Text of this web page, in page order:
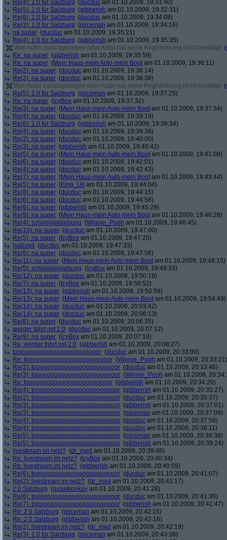
Re(4): 1:0 für Salzburg (ducduc am 01.10.2009, 19:31:40)
Re(5): 1:0 für Salzburg (gibberish am 01.10.2009, 19:32:31)
Re(6): 1:0 für Salzburg (ducduc am 01.10.2009, 19:34:08)
Re(3): 1:0 für Salzburg (piiceman am 01.10.2009, 19:34:16)
na super (ducduc am 01.10.2009, 19:35:21)
Re(4): 1:0 für Salzburg (gibberish am 01.10.2009, 19:35:35)
Vom Autor zurückgezogen oder Autor hat seine Registrierung nicht bestätigt (
Re: na super (gibberish am 01.10.2009, 19:35:59)
Re: na super (Mein Haus-mein Auto-mein Boot am 01.10.2009, 19:36:11)
Re(2): na super (ducduc am 01.10.2009, 19:36:14)
Re(2): na super (ducduc am 01.10.2009, 19:36:38)
Vom Autor zurückgezogen oder Autor hat seine Registrierung nicht bestätigt (
Re(5): 1:0 für Salzburg (piiceman am 01.10.2009, 19:37:25)
Re: na super ( IcyBox am 01.10.2009, 19:37:32)
Re(3): na super (Mein Haus-mein Auto-mein Boot am 01.10.2009, 19:37:34)
Re(4): na super (ducduc am 01.10.2009, 19:39:19)
Re(6): 1:0 für Salzburg (gibberish am 01.10.2009, 19:39:34)
Re(4): na super (ducduc am 01.10.2009, 19:39:39)
Re(2): na super (ducduc am 01.10.2009, 19:40:00)
Re(3): na super (gibberish am 01.10.2009, 19:40:42)
Re(5): na super (Mein Haus-mein Auto-mein Boot am 01.10.2009, 19:41:08)
Re(6): na super (ducduc am 01.10.2009, 19:42:01)
Re(4): na super (ducduc am 01.10.2009, 19:42:43)
Re(7): na super (Mein Haus-mein Auto-mein Boot am 01.10.2009, 19:43:44)
Re(5): na super (King_Uli am 01.10.2009, 19:44:04)
Re(8): na super (ducduc am 01.10.2009, 19:44:15)
Re(6): na super (ducduc am 01.10.2009, 19:44:58)
Re(6): na super (gibberish am 01.10.2009, 19:45:29)
Re(9): na super (Mein Haus-mein Auto-mein Boot am 01.10.2009, 19:46:28)
Re(4): schiiiiiiiiiiiiiiiebung (Winnie_Pooh am 01.10.2009, 19:46:45)
Re(10): na super (ducduc am 01.10.2009, 19:47:00)
Re(5): na super ( IcyBox am 01.10.2009, 19:47:20)
halbzeit (ducduc am 01.10.2009, 19:47:33)
Re(6): na super (ducduc am 01.10.2009, 19:47:56)
Re(11): na super (Mein Haus-mein Auto-mein Boot am 01.10.2009, 19:48:15)
Re(5): schiiiiiiiiiiiiiiiebung ( IcyBox am 01.10.2009, 19:49:33)
Re(12): na super (ducduc am 01.10.2009, 19:50:19)
Re(7): na super ( IcyBox am 01.10.2009, 19:50:52)
Re(13): na super (gibberish am 01.10.2009, 19:50:56)
Re(13): na super (Mein Haus-mein Auto-mein Boot am 01.10.2009, 19:54:49)
Re(14): na super (ducduc am 01.10.2009, 20:03:42)
Re(14): na super (ducduc am 01.10.2009, 20:06:13)
Re(8): na super (ducduc am 01.10.2009, 20:06:35)
werder führt mit 2:0 (ducduc am 01.10.2009, 20:07:12)
Re(9): na super ( IcyBox am 01.10.2009, 20:07:18)
Re: werder führt mit 2:0 (gibberish am 01.10.2009, 20:08:27)
toooooooooooooooooooooooor (ducduc am 01.10.2009, 20:33:00)
Re: toooooooooooooooooooooooor (Winnie_Pooh am 01.10.2009, 20:33:21)
Re(2): toooooooooooooooooooooooor (ducduc am 01.10.2009, 20:33:46)
Re(3): toooooooooooooooooooooooor (Winnie_Pooh am 01.10.2009,
Re: toooooooooooooooooooooooor (gibberish am 01.10.2009, 20:34:20)
Re(4): toooooooooooooooooooooooor (gibberish am 01.10.2009, 20:35:27)
Re(2): toooooooooooooooooooooooor (ducduc am 01.10.2009, 20:35:37)
Re(3): toooooooooooooooooooooooor (gibberish am 01.10.2009, 20:37:01)
Re(3): toooooooooooooooooooooooor (piiceman am 01.10.2009, 20:37:09)
Re(4): toooooooooooooooooooooooor (ducduc am 01.10.2009, 20:37:58)
Re(4): toooooooooooooooooooooooor (ducduc am 01.10.2009, 20:38:11)
Re(5): toooooooooooooooooooooooor (piiceman am 01.10.2009, 20:38:38)
Re(5): toooooooooooooooooooooooor (gibberish am 01.10.2009, 20:39:24)
livestream im netz? (dr_med am 01.10.2009, 20:39:48)
Re: livestream im netz? ( IcyBox am 01.10.2009, 20:40:34)
Re: livestream im netz? (gibberish am 01.10.2009, 20:40:59)
Re(6): toooooooooooooooooooooooor (ducduc am 01.10.2009, 20:41:07)
Re(2): livestream im netz? (dr_med am 01.10.2009, 20:41:17)
2:0 Salzburg (quasikonkav am 01.10.2009, 20:41:28)
Re(6): toooooooooooooooooooooooor (ducduc am 01.10.2009, 20:41:30)
Re(7): toooooooooooooooooooooooor (gibberish am 01.10.2009, 20:41:47)
Re: 2:0 Salzburg (piiceman am 01.10.2009, 20:42:15)
Re: 2:0 Salzburg (gibberish am 01.10.2009, 20:42:16)
Re(2): livestream im netz? (dr_med am 01.10.2009, 20:42:19)
Re(3): 1:0 für Salzburg (piiceman am 01.10.2009, 20:43:38)